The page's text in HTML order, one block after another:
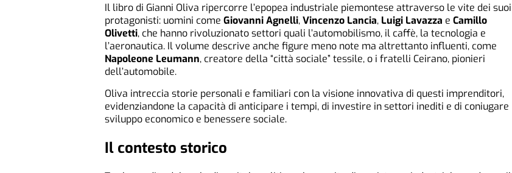
Il libro di Gianni Oliva ripercorre l’epopea industriale piemontese attraverso le vite dei suoi
protagonisti: uomini come Giovanni Agnelli,Vincenzo Lancia, Luigi Lavazza e Camillo
Olivetti, che hanno rivoluzionato settori quali l’automobilismo, il caffè, la tecnologia e
l’aeronautica. Il volume descrive anche figure meno note ma altrettanto influenti, come
Napoleone Leumann, creatore della “città sociale” tessile, o i fratelli Ceirano, pionieri
dell’automobile.
Oliva intreccia storie personali e familiari con la visione innovativa di questi imprenditori,
evidenziandone la capacità di anticipare i tempi, di investire in settori inediti e di coniugare
sviluppo economico e benessere sociale.
Il contesto storico